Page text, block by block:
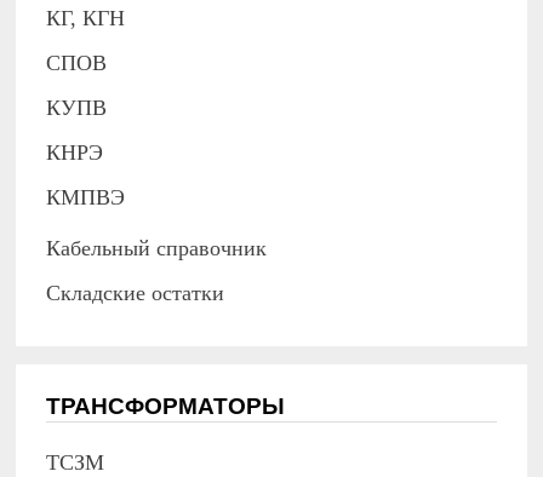
КГ, КГН
СПОВ
КУПВ
КНРЭ
КМПВЭ
Кабельный справочник
Складские остатки
ТРАНСФОРМАТОРЫ
ТСЗМ